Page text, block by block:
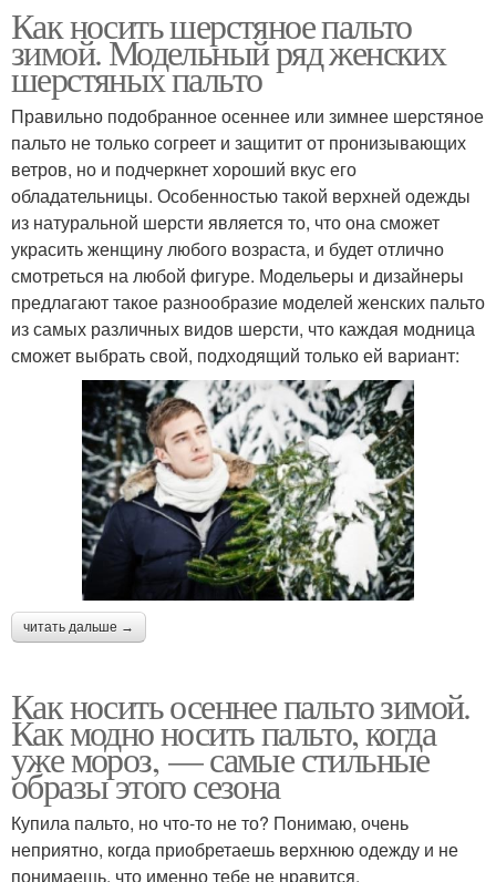
Как носить шерстяное пальто
зимой. Модельный ряд женских
шерстяных пальто
Правильно подобранное осеннее или зимнее шерстяное
пальто не только согреет и защитит от пронизывающих
ветров, но и подчеркнет хороший вкус его
обладательницы. Особенностью такой верхней одежды
из натуральной шерсти является то, что она сможет
украсить женщину любого возраста, и будет отлично
смотреться на любой фигуре. Модельеры и дизайнеры
предлагают такое разнообразие моделей женских пальто
из самых различных видов шерсти, что каждая модница
сможет выбрать свой, подходящий только ей вариант:
читать дальше →
Как носить осеннее пальто зимой.
Как модно носить пальто, когда
уже мороз, — самые стильные
образы этого сезона
Купила пальто, но что-то не то? Понимаю, очень
неприятно, когда приобретаешь верхнюю одежду и не
понимаешь, что именно тебе не нравится.